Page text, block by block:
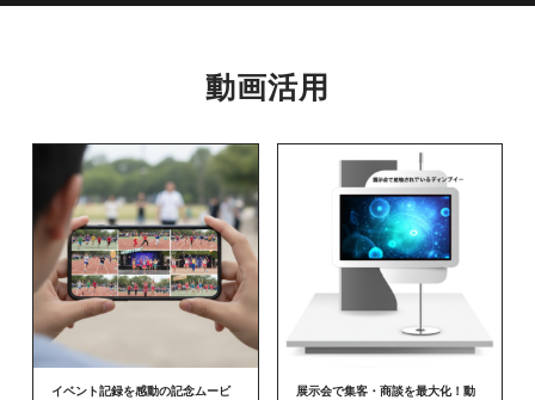
動画活用
イベント記録を感動の記念ムービ
展示会で集客・商談を最大化！動